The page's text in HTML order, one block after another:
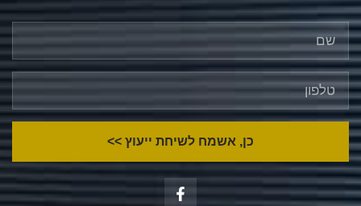
כן, אשמח לשיחת ייעוץ >>